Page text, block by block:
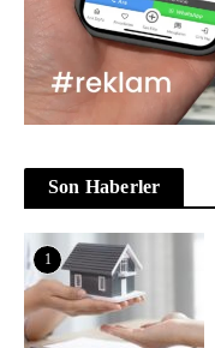
Son Haberler
1